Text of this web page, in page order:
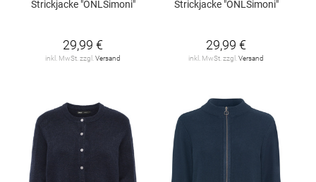
Strickjacke "ONLSimoni"
29,99 €
inkl. MwSt. zzgl.Versand
Strickjacke "ONLSimoni"
29,99 €
inkl. MwSt. zzgl.Versand